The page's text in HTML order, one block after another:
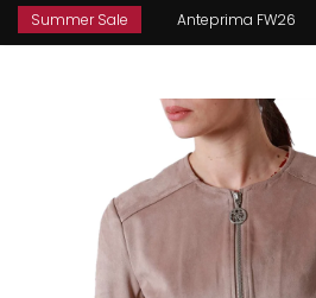
Summer Sale Anteprima FW26